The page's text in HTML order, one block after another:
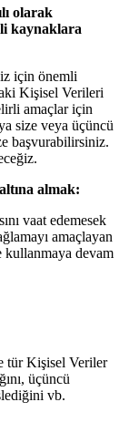
olarak
kaynaklara
için önemli
Kişisel Verileri
amaçlar için
size veya üçüncü
başvurabilirsiniz.
almak:
vaat edemesek
amaçlayan
kullanmaya devam
tür Kişisel Veriler
üçüncü
vb.